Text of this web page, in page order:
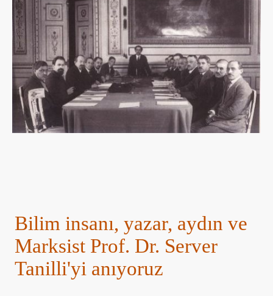
Bilim insanı, yazar, aydın ve
Marksist Prof. Dr. Server
Tanilli'yi anıyoruz